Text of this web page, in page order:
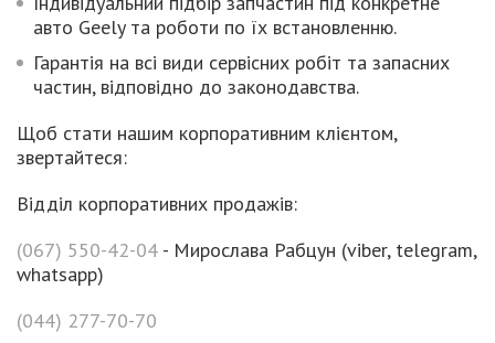
авто Geely та роботи по їх встановленню.
Гарантія на всі види сервісних робіт та запасних
частин, відповідно до законодавства.
Щоб стати нашим корпоративним клієнтом,
звертайтеся:
Відділ корпоративних продажів:
(067) 550-42-04 - Мирослава Рабцун (viber, telegram,
whatsapp)
(044) 277-70-70